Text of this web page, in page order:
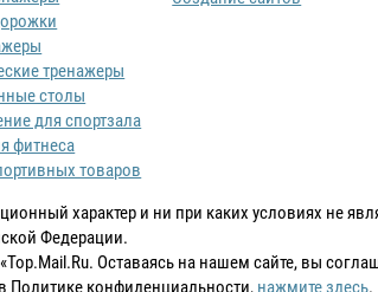
тренажеры
столы
для спортзала
фитнеса
товаров
характер и ни при каких условиях не
Федерации.
Оставаясь на нашем сайте, вы
конфиденциальности, нажмите здесь.